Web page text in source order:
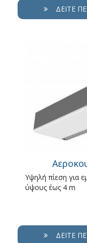
ΔΕΊΤΕ
Υψηλή πίεση για
ύψους έως 4 m
ΔΕΊΤΕ